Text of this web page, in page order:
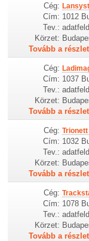
Cég:
Cím: 1012
Tev.:
Körzet:
Tovább a
Cég:
Cím: 1037
Tev.:
Körzet:
Tovább a
Cég:
Cím: 1032
Tev.:
Körzet:
Tovább a
Cég:
Cím: 1078
Tev.:
Körzet:
Tovább a